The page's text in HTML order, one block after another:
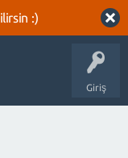
:)
Giriş